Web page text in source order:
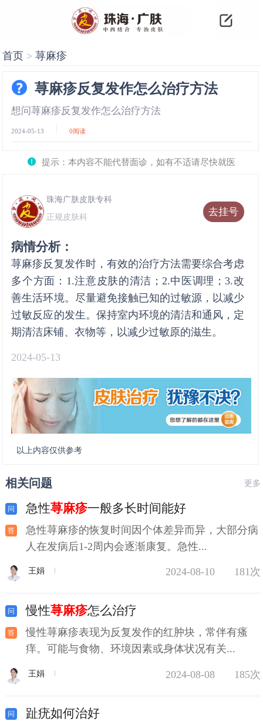
首页 >荨麻疹
荨麻疹反复发作怎么治疗方法
想问荨麻疹反复发作怎么治疗方法
2024-05-13 0阅读
提示：本内容不能代替面诊，如有不适请尽快就医
去挂号
珠海广肤皮肤专科
正规皮肤科
病情分析：
荨麻疹反复发作时，有效的治疗方法需要综合考虑
多个方面：1.注意皮肤的清洁；2.中医调理；3.改
善生活环境。尽量避免接触已知的过敏源，以减少
过敏反应的发生。保持室内环境的清洁和通风，定
期清洁床铺、衣物等，以减少过敏原的滋生。
2024-05-13
以上内容仅供参考
相关问题 更多
急性荨麻疹一般多长时间能好
急性荨麻疹的恢复时间因个体差异而异，大部分病
人在发病后1-2周内会逐渐康复。急性...
王娟 2024-08-10 181次
慢性荨麻疹怎么治疗
慢性荨麻疹表现为反复发作的红肿块，常伴有瘙
痒。可能与食物、环境因素或身体状况有关...
王娟 2024-08-08 185次
趾疣如何治好